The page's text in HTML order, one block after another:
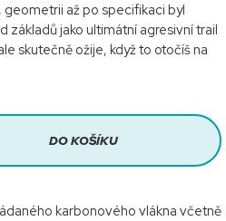
až po specifikaci byl
základů jako ultimátní agresivní trail
skutečně ožije, když to otočíš na
DO KOŠÍKU
karbonového vlákna včetně